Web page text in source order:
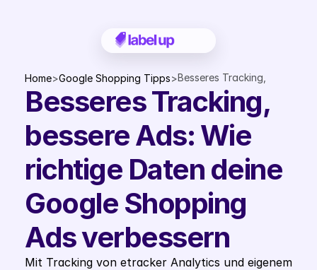
Home>Google Shopping Tipps>Besseres Tracking,
bessere Ads: Wie
richtige Daten deine
Google Shopping Ads
verbessern
Besseres Tracking,
bessere Ads: Wie
richtige Daten deine
Google Shopping
Ads verbessern
Mit Tracking von etracker Analytics und eigenem